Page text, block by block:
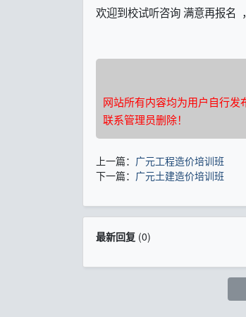
欢迎到校试听咨询 满意再报名
网站所有内容均为用户自行
联系管理员删除！
上一篇： 广元工程造价培训班
下一篇： 广元土建造价培训班
最新回复(0)